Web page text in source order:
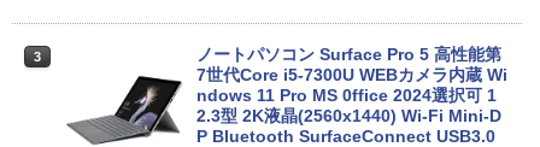
3
ノートパソコン Surface Pro 5 高性能第
7世代Core i5-7300U WEBカメラ内蔵 Wi
ndows 11 Pro MS 0ffice 2024選択可 1
2.3型 2K液晶(2560x1440) Wi-Fi Mini-D
P Bluetooth SurfaceConnect USB3.0